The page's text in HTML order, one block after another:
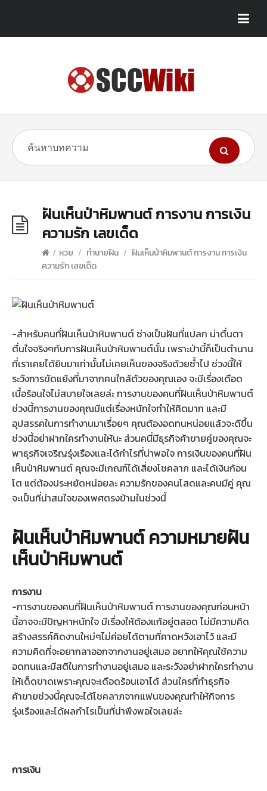
ฝันเห็นป่าหิมพานต์ การงาน การเงิน
ความรัก เลขเด็ด
/ หวย / ทำนายฝัน / ฝันเห็นป่าหิมพานต์ การงาน การเงิน
ความรัก เลขเด็ด
-สำหรับคนที่ฝันเห็นป่าหิมพานต์ ช่างเป็นฝันที่แปลก น่าตื่นตา
ตื่นใจจริงๆกับการฝันเห็นป่าหิมพานต์นั้น เพราะป่านี้ก็เป็นตำนาน
ที่เราเคยได้ยินมาเท่านั้นไม่เคยเห็นของจริงด้วยซ้ำไป ช่วงนี้ให้
ระวังการขัดแย้งที่มาจากคนใกล้ตัวของคุณเอง จะมีเรื่องเดือด
เนื้อร้อนใจไม่สบายใจเลยล่ะ การงานของคนที่ฝันเห็นป่าหิมพานต์
ช่วงนี้การงานของคุณมีแต่เรื่องหนักใจทำให้คิดมาก และมี
อุปสรรคในการทำงานมาเรื่อยๆ คุณต้องอดทนหน่อยแล้วจะดีขึ้น
ช่วงนี้อย่าฝากใครทำงานให้นะ ส่วนคนี่มีธุรกิจค้าขายคู่ของคุณจะ
พาธุรกิจเจริญรุ่งเรืองและได้กำไรที่น่าพอใจ การเงินของคนที่ฝัน
เห็นป่าหิมพานต์ คุณจะมีเกณฑ์ได้เสี่ยงโชคลาภ และได้เงินก้อน
โต แต่ต้องประหยัดหน่อยละ ความรักของคนโสดและคนมีคู่ คุณ
จะเป็นที่น่าสนใจของเพศตรงข้ามในช่วงนี้
ฝันเห็นป่าหิมพานต์ ความหมายฝัน
เห็นป่าหิมพานต์
การงาน
-การงานของคนที่ฝันเห็นป่าหิมพานต์ การงานของคุณก่อนหน้า
นี้อาจจะมีปัญหาหนักใจ มีเรื่องให้ต้องแก้อยู่ตลอด ไม่มีความคิด
สร้างสรรค์คิดงานใหม่ๆไม่ค่อยได้ตามที่คาดหวังเอาไว้ และมี
ความคิดที่จะอยากลาออกจากงานอยู่เสมอ อยากให้คุณใช้ความ
อดทนและมีสติในการทำงานอยู่เสมอ และระวังอย่าฝากใครทำงาน
ให้เด็ดขาดเพราะคุณจะเดือดร้อนเอาได้ ส่วนใครที่ทำธุรกิจ
ค้าขายช่วงนี้คุณจะได้โชคลาภจากแฟนของคุณทำให้กิจการ
รุ่งเรืองและได้ผลกำไรเป็นที่น่าพึงพอใจเลยล่ะ
การเงิน